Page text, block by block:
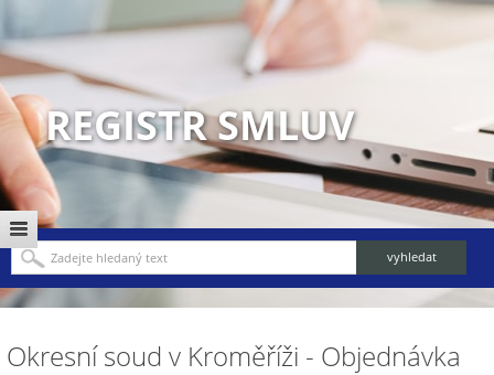
REGISTR SMLUV
Okresní soud v Kroměříži - Objednávka